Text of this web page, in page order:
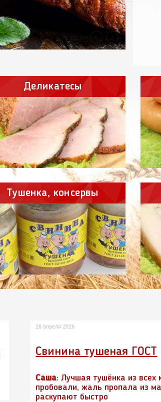
Деликатесы
Тушенка, консервы
28 апреля 2026
Свинина тушеная ГОСТ
Саша: Лучшая тушёнка из всех
пробовали, жаль пропала из
раскупают быстро